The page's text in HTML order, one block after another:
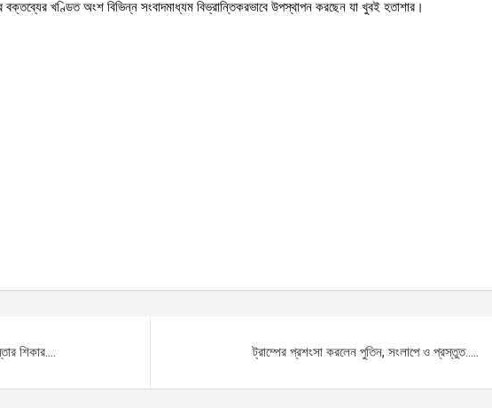
খণ্ডিত অংশ বিভিন্ন সংবাদমাধ্যম বিভ্রান্তিকরভাবে উপস্থাপন করছেন যা খুবই হতাশার।
শিকার…. ট্রাম্পের প্রশংসা করলেন পুতিন, সংলাপে ও প্রস্তুত…..